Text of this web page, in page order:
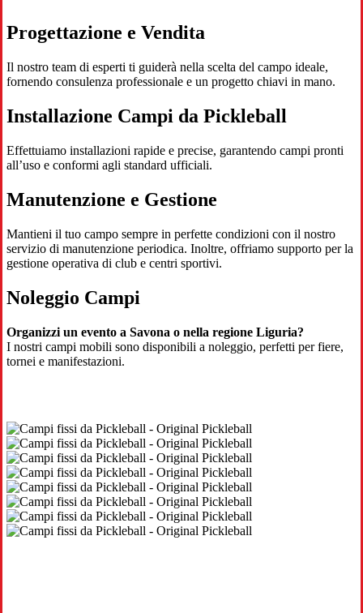
Progettazione e Vendita
Il nostro team di esperti ti guiderà nella scelta del campo ideale,
fornendo consulenza professionale e un progetto chiavi in mano.
Installazione Campi da Pickleball
Effettuiamo installazioni rapide e precise, garantendo campi pronti
all’uso e conformi agli standard ufficiali.
Manutenzione e Gestione
Mantieni il tuo campo sempre in perfette condizioni con il nostro
servizio di manutenzione periodica. Inoltre, offriamo supporto per la
gestione operativa di club e centri sportivi.
Noleggio Campi
Organizzi un evento a Savona o nella regione Liguria?
I nostri campi mobili sono disponibili a noleggio, perfetti per fiere,
tornei e manifestazioni.